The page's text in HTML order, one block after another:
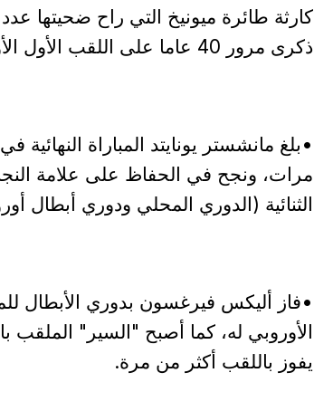
كارثة طائرة ميونيخ التي راح ضحيتها
ذكرى مرور 40 عاما على اللقب الأول الأوروبي.
•بلغ مانشستر يونايتد المباراة
الثنائية (الدوري المحلي ودوري أبطال
•فاز أليكس فيرغسون بدوري الأبطال
يفوز باللقب أكثر من مرة.